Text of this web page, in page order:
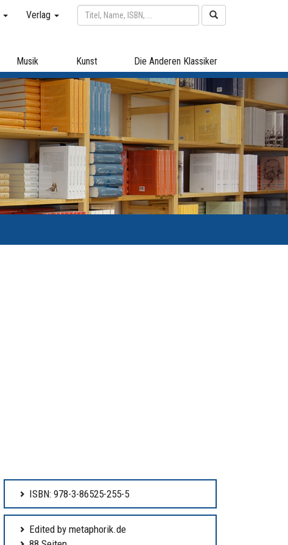
Verlag
Musik Kunst Die Anderen Klassiker
ISBN: 978-3-86525-255-5
Edited by metaphorik.de